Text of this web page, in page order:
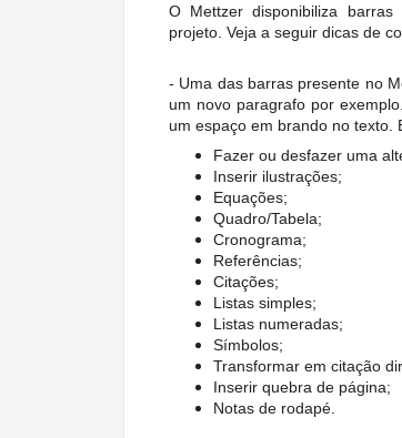
O Mettzer disponibiliza
projeto. Veja a seguir dicas de
- Uma das barras presente no
um novo paragrafo por
um espaço em brando no texto.
Fazer ou desfazer uma
Inserir ilustrações;
Equações;
Quadro/Tabela;
Cronograma;
Referências;
Citações;
Listas simples;
Listas numeradas;
Símbolos;
Transformar em citação
Inserir quebra de página;
Notas de rodapé.